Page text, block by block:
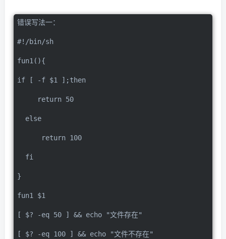
错误写法一：
#!/bin/sh
fun1(){
if [ -f $1 ];then
return 50
else
return 100
fi
}
fun1 $1
[ $? -eq 50 ] && echo "文件存在"
[ $? -eq 100 ] && echo "文件不存在"